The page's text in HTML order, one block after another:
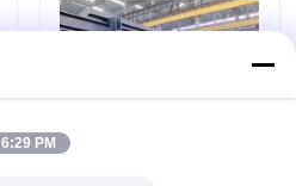
6:29 PM